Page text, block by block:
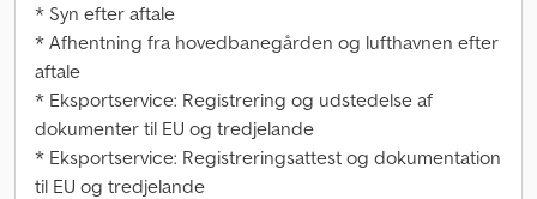
* Syn efter aftale
* Afhentning fra hovedbanegården og lufthavnen efter
aftale
* Eksportservice: Registrering og udstedelse af
dokumenter til EU og tredjelande
* Eksportservice: Registreringsattest og dokumentation
til EU og tredjelande